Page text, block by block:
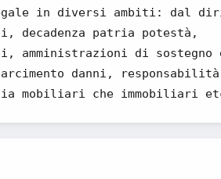
legale in diversi ambiti: dal
patria potestà,
amministrazioni di
danni,
mobiliari che immobiliari